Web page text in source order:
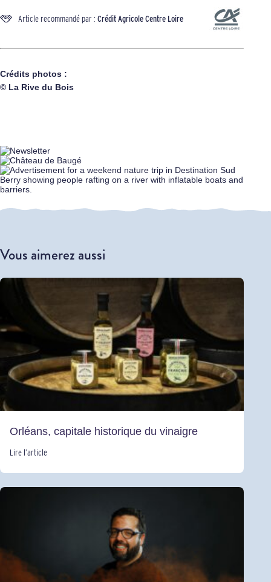
Article recommandé par : Crédit Agricole Centre Loire
Crédits photos :
© La Rive du Bois
Vous aimerez aussi
Orléans, capitale historique du vinaigre
Lire l’article